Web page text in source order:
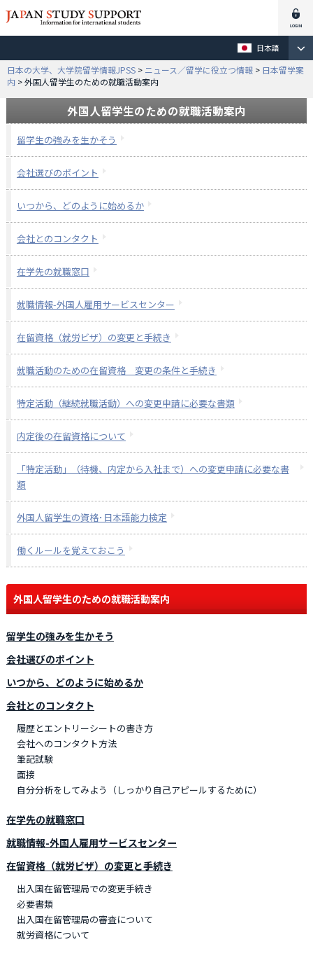
日本語
日本の大学、大学院留学情報JPSS > ニュース／留学に役立つ情報 > 日本留学案
内 >外国人留学生のための就職活動案内
外国人留学生のための就職活動案内
留学生の強みを生かそう
会社選びのポイント
いつから、どのように始めるか
会社とのコンタクト
在学先の就職窓口
就職情報-外国人雇用サービスセンター
在留資格（就労ビザ）の変更と手続き
就職活動のための在留資格 変更の条件と手続き
特定活動（継続就職活動）への変更申請に必要な書類
内定後の在留資格について
「特定活動」（待機、内定から入社まで）への変更申請に必要な書
類
外国人留学生の資格･日本語能力検定
働くルールを覚えておこう
外国人留学生のための就職活動案内
留学生の強みを生かそう
会社選びのポイント
いつから、どのように始めるか
会社とのコンタクト
履歴とエントリーシートの書き方
会社へのコンタクト方法
筆記試験
面接
自分分析をしてみよう（しっかり自己アピールするために）
在学先の就職窓口
就職情報-外国人雇用サービスセンター
在留資格（就労ビザ）の変更と手続き
出入国在留管理局での変更手続き
必要書類
出入国在留管理局の審査について
就労資格について